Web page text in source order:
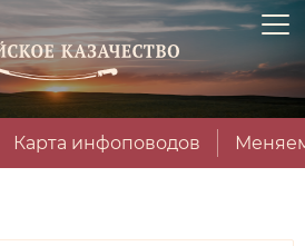
Карта инфоповодов